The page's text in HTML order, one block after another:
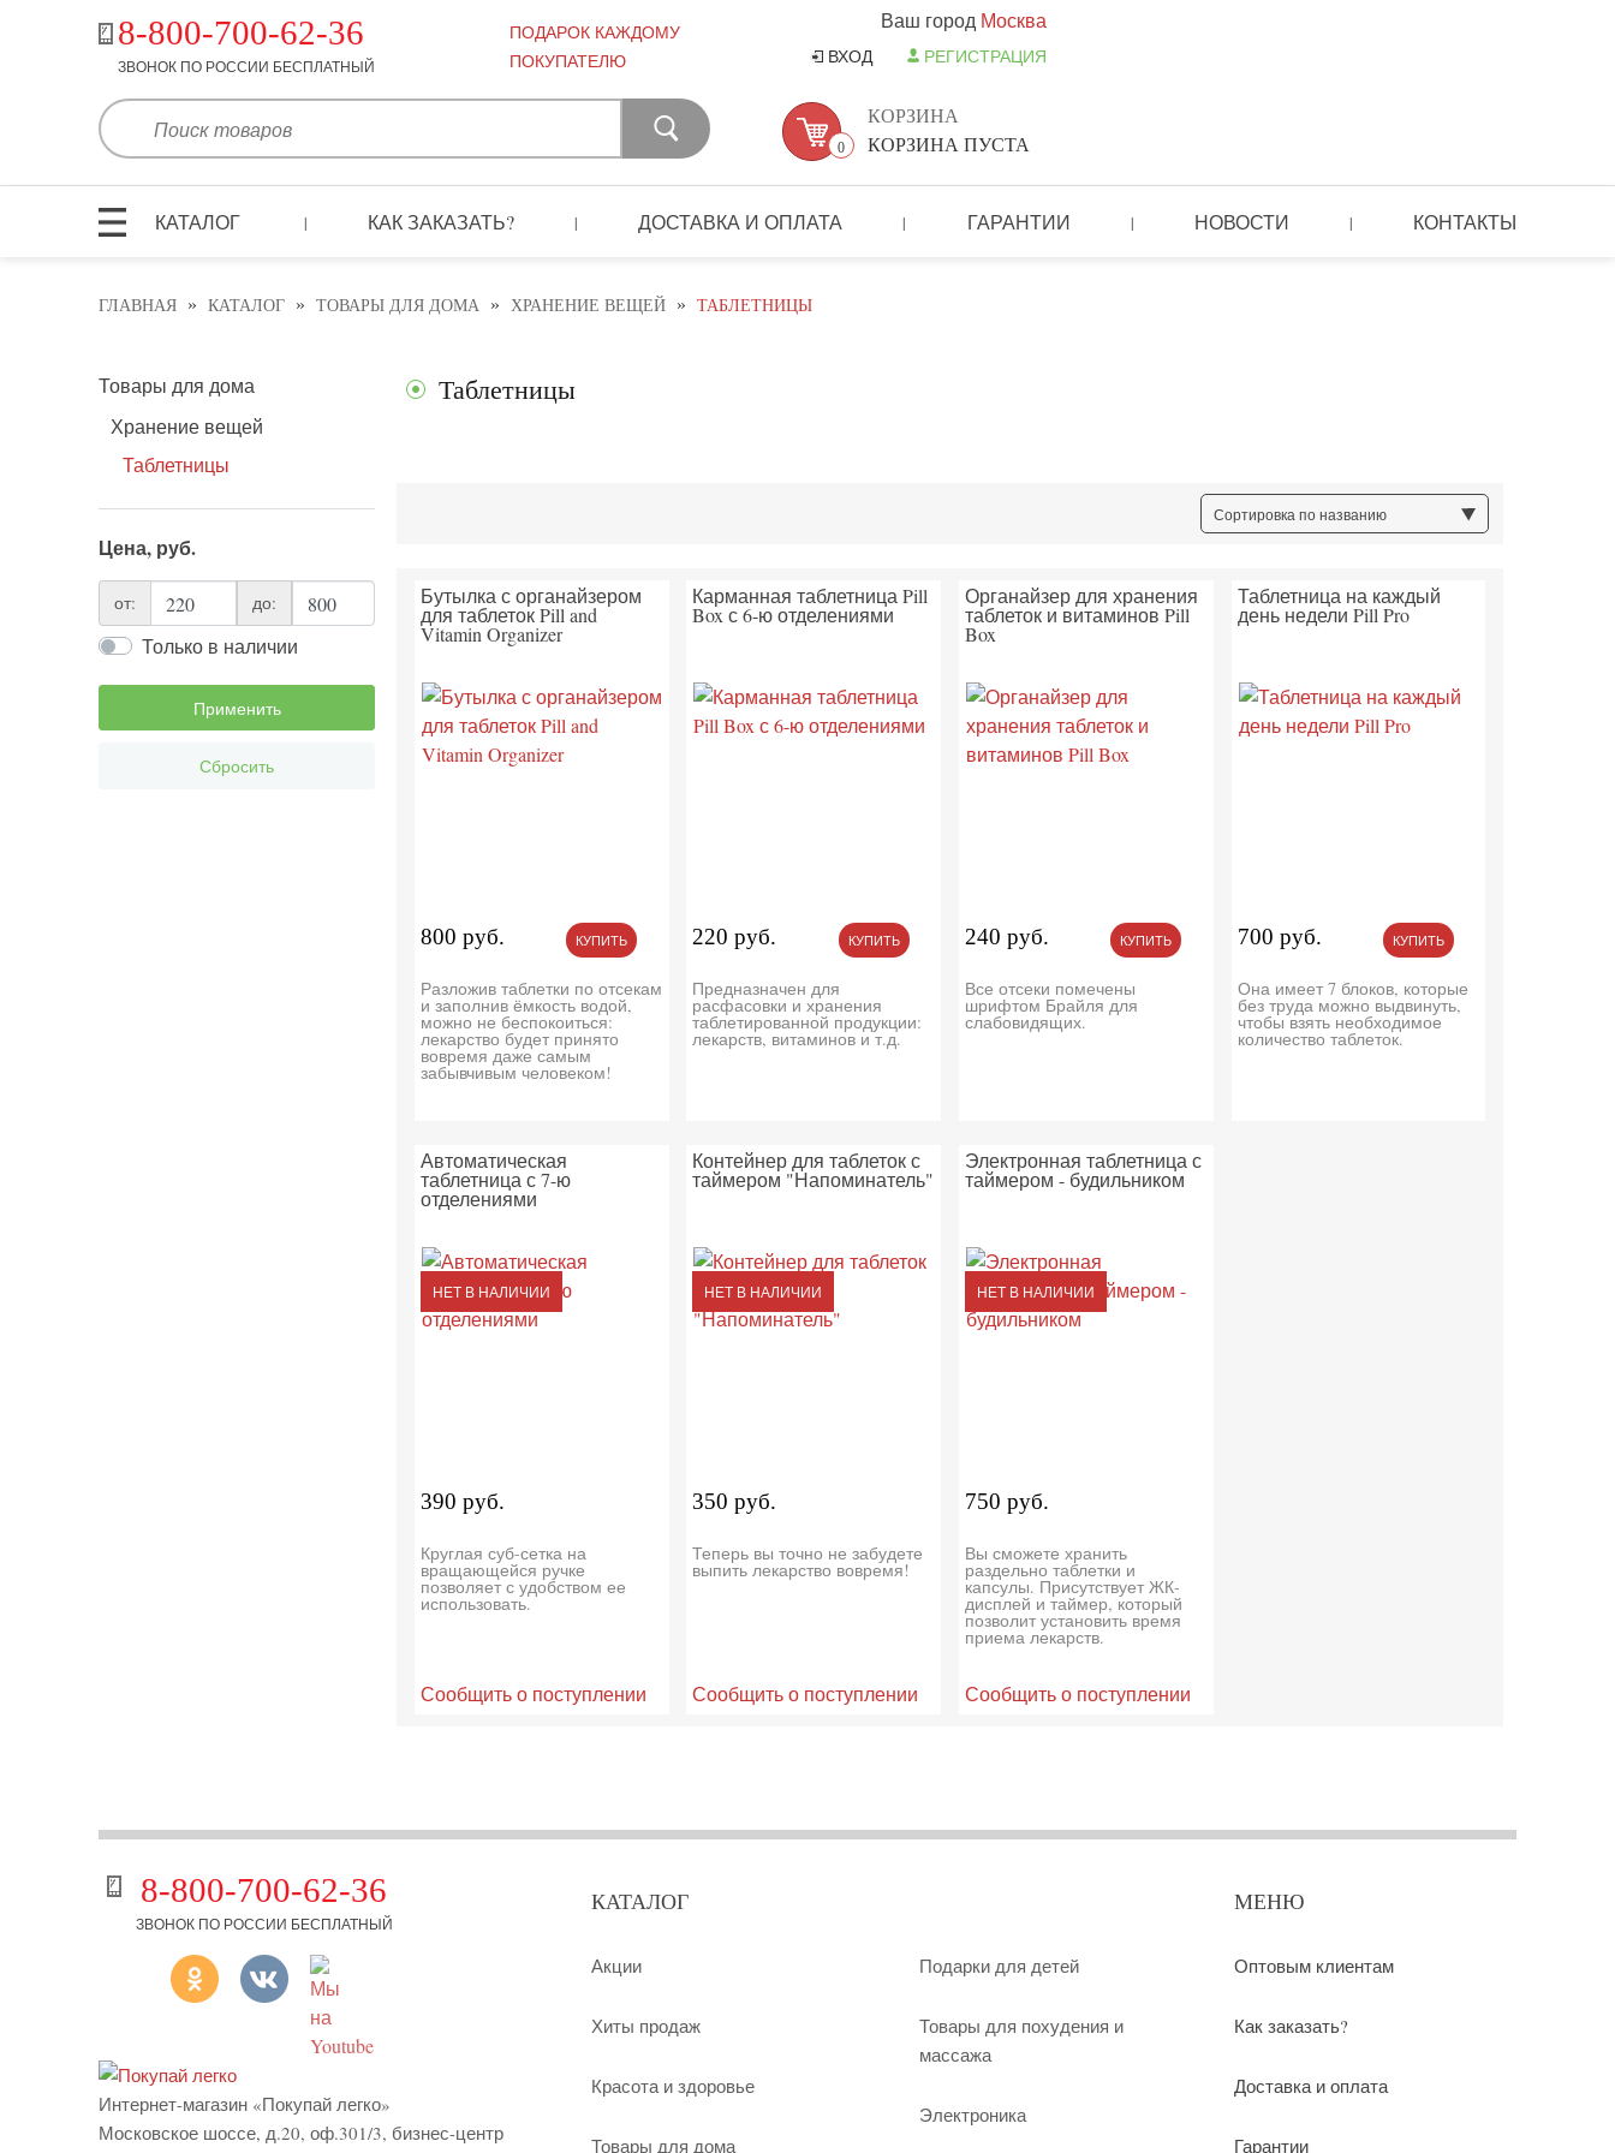
8-800-700-62-36
ЗВОНОК ПО РОССИИ БЕСПЛАТНЫЙ
ПОДАРОК КАЖДОМУ
ПОКУПАТЕЛЮ
Ваш город Москва
ВХОД РЕГИСТРАЦИЯ
0
КОРЗИНА
КОРЗИНА ПУСТА
КАТАЛОГ | КАК ЗАКАЗАТЬ? | ДОСТАВКА И ОПЛАТА | ГАРАНТИИ | НОВОСТИ | КОНТАКТЫ
ГЛАВНАЯ » КАТАЛОГ » ТОВАРЫ ДЛЯ ДОМА » ХРАНЕНИЕ ВЕЩЕЙ » ТАБЛЕТНИЦЫ
Товары для дома
Хранение вещей
Таблетницы
Цена, руб.
от: до:
Только в наличии
Применить
Сбросить
Таблетницы
Сортировка по названию
Бутылка с органайзером
для таблеток Pill and
Vitamin Organizer
800 руб. КУПИТЬ
Разложив таблетки по отсекам
и заполнив ёмкость водой,
можно не беспокоиться:
лекарство будет принято
вовремя даже самым
забывчивым человеком!
Карманная таблетница Pill
Box с 6-ю отделениями
220 руб. КУПИТЬ
Предназначен для
расфасовки и хранения
таблетированной продукции:
лекарств, витаминов и т.д.
Органайзер для хранения
таблеток и витаминов Pill
Box
240 руб. КУПИТЬ
Все отсеки помечены
шрифтом Брайля для
слабовидящих.
Таблетница на каждый
день недели Pill Pro
700 руб. КУПИТЬ
Она имеет 7 блоков, которые
без труда можно выдвинуть,
чтобы взять необходимое
количество таблеток.
Автоматическая
таблетница с 7-ю
отделениями
НЕТ В НАЛИЧИИ
390 руб.
Круглая суб-сетка на
вращающейся ручке
позволяет с удобством ее
использовать.
Сообщить о поступлении
Контейнер для таблеток с
таймером "Напоминатель"
НЕТ В НАЛИЧИИ
350 руб.
Теперь вы точно не забудете
выпить лекарство вовремя!
Сообщить о поступлении
Электронная таблетница с
таймером - будильником
НЕТ В НАЛИЧИИ
750 руб.
Вы сможете хранить
раздельно таблетки и
капсулы. Присутствует ЖК-
дисплей и таймер, который
позволит установить время
приема лекарств.
Сообщить о поступлении
8-800-700-62-36
ЗВОНОК ПО РОССИИ БЕСПЛАТНЫЙ
Интернет-магазин «Покупай легко»
Московское шоссе, д.20, оф.301/3, бизнес-центр
КАТАЛОГ
Акции
Хиты продаж
Красота и здоровье
Товары для дома
Подарки для детей
Товары для похудения и
массажа
Электроника
МЕНЮ
Оптовым клиентам
Как заказать?
Доставка и оплата
Гарантии